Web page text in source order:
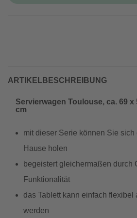
ARTIKELBESCHREIBUNG
Servierwagen Toulouse, ca. 69 x
cm
mit dieser Serie können Sie sich
Hause holen
begeistert gleichermaßen durch
Funktionalität
das Tablett kann einfach flexibel
werden